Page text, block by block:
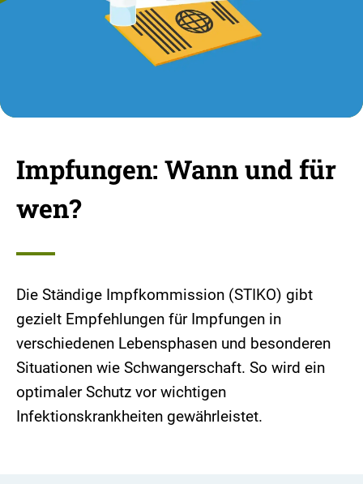
Impfungen: Wann und für
wen?
Die Ständige Impfkommission (STIKO) gibt
gezielt Empfehlungen für Impfungen in
verschiedenen Lebensphasen und besonderen
Situationen wie Schwangerschaft. So wird ein
optimaler Schutz vor wichtigen
Infektionskrankheiten gewährleistet.